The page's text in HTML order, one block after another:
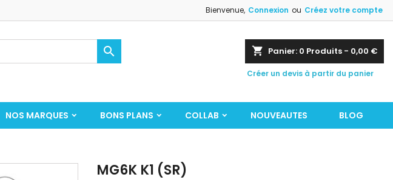
Bienvenue, Connexion ou Créez votre compte
shopping_cart Panier: 0 Produits - 0,00 €
Créer un devis à partir du panier

NOS MARQUES BONS PLANS COLLAB NOUVEAUTES BLOG
MG6K K1 (SR)